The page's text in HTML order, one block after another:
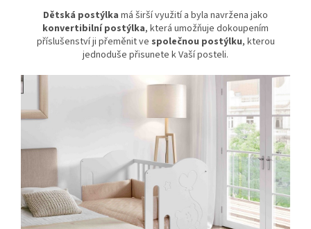
Dětská postýlka má širší využití a byla navržena jako
konvertibilní postýlka, která umožňuje dokoupením
příslušenství ji přeměnit ve společnou postýlku, kterou
jednoduše přisunete k Vaší posteli.